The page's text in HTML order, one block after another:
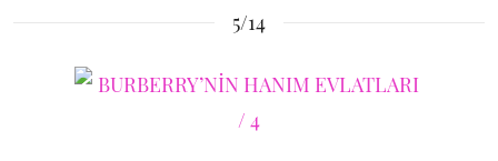
5/14